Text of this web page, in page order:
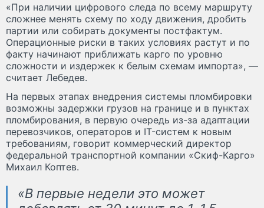
«При наличии цифрового следа по всему маршруту
сложнее менять схему по ходу движения, дробить
партии или собирать документы постфактум.
Операционные риски в таких условиях растут и по
факту начинают приближать карго по уровню
сложности и издержек к белым схемам импорта», —
считает Лебедев.
На первых этапах внедрения системы пломбировки
возможны задержки грузов на границе и в пунктах
пломбирования, в первую очередь из-за адаптации
перевозчиков, операторов и IT-систем к новым
требованиям, говорит коммерческий директор
федеральной транспортной компании «Скиф-Карго»
Михаил Коптев.
«В первые недели это может